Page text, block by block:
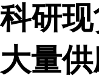
科研
大量